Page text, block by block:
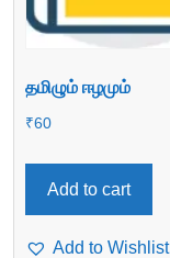
தமிழும் ஈழமும்
₹60
Add to cart
Add to Wishlist